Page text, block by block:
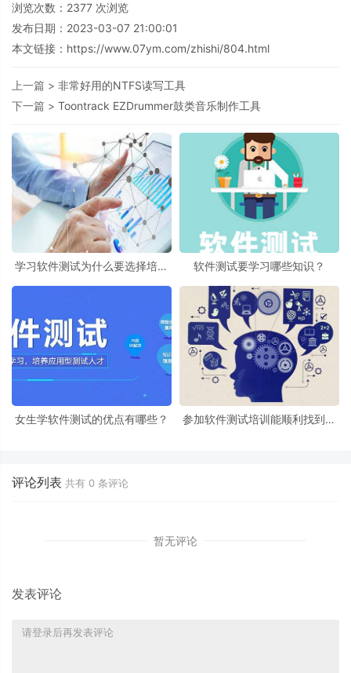
浏览次数： 2377 次浏览
发布日期：2023-03-07 21:00:01
本文链接： https://www.07ym.com/zhishi/804.html
上一篇 > 非常好用的NTFS读写工具
下一篇 > Toontrack EZDrummer鼓类音乐制作工具
学习软件测试为什么要选择培训
软件测试要学习哪些知识？
女生学软件测试的优点有哪些？
参加软件测试培训能顺利找到工
评论列表 共有 0 条评论
暂无评论
发表评论